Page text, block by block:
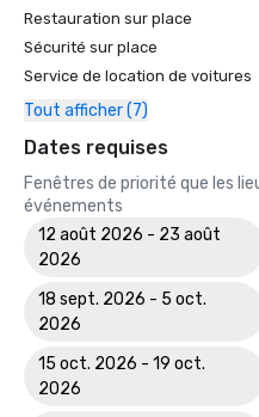
Restauration sur place
Sécurité sur place
Service de location de voitures
Tout afficher (7)
Dates requises
Fenêtres de priorité que les
événements
12 août 2026 - 23 août
2026
18 sept. 2026 - 5 oct.
2026
15 oct. 2026 - 19 oct.
2026